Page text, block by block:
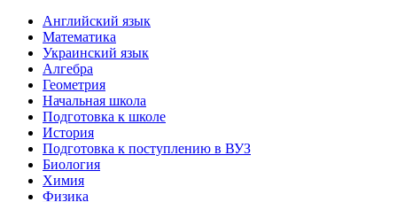
Английский язык
Математика
Украинский язык
Алгебра
Геометрия
Начальная школа
Подготовка к школе
История
Подготовка к поступлению в ВУЗ
Биология
Химия
Физика